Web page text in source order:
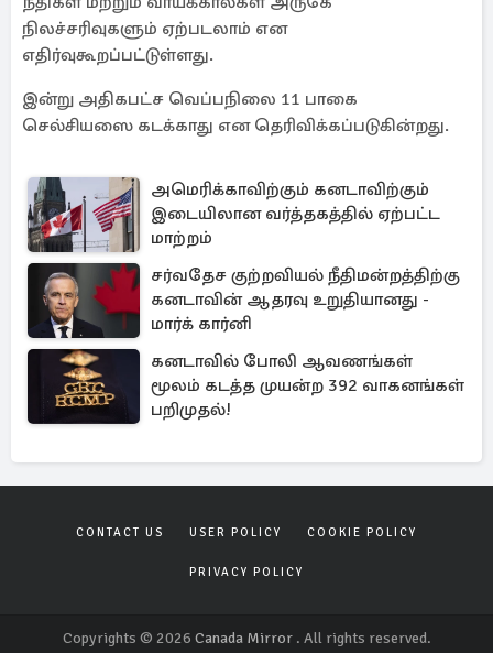
நிலச்சரிவுகளும் ஏற்படலாம் என
எதிர்வுகூறப்பட்டுள்ளது.
இன்று அதிகபட்ச வெப்பநிலை 11 பாகை
செல்சியஸை கடக்காது என தெரிவிக்கப்படுகின்றது.
அமெரிக்காவிற்கும் கனடாவிற்கும்
இடையிலான வர்த்தகத்தில் ஏற்பட்ட
மாற்றம்
சர்வதேச குற்றவியல் நீதிமன்றத்திற்கு
கனடாவின் ஆதரவு உறுதியானது -
மார்க் கார்னி
கனடாவில் போலி ஆவணங்கள்
மூலம் கடத்த முயன்ற 392 வாகனங்கள்
பறிமுதல்!
CONTACT US USER POLICY COOKIE POLICY
PRIVACY POLICY
Copyrights © 2026 Canada Mirror. All rights reserved.